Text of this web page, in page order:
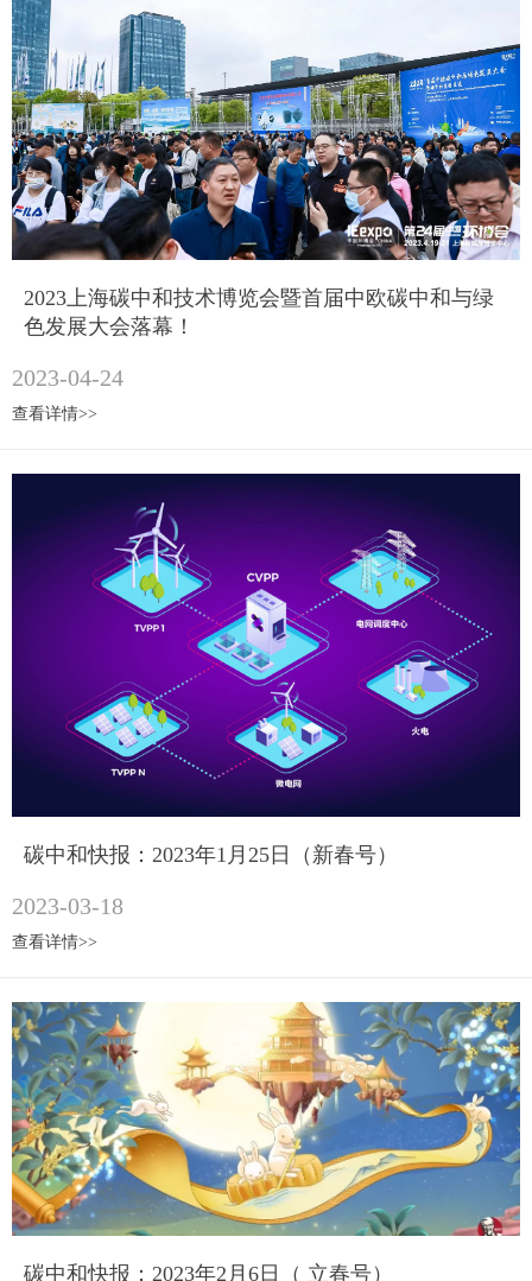
2023上海碳中和技术博览会暨首届中欧碳中和与绿
色发展大会落幕！
2023-04-24
查看详情>>
碳中和快报：2023年1月25日（新春号）
2023-03-18
查看详情>>
碳中和快报：2023年2月6日（ 立春号）